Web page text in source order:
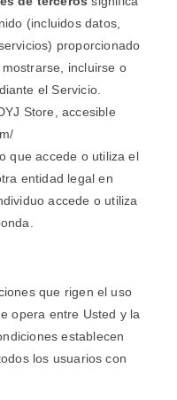
(incluidos datos,
proporcionado
incluirse o
el Servicio.
Store, accesible
que accede o utiliza el
entidad legal en
accede o utiliza
que rigen el uso
opera entre Usted y la
establecen
los usuarios con